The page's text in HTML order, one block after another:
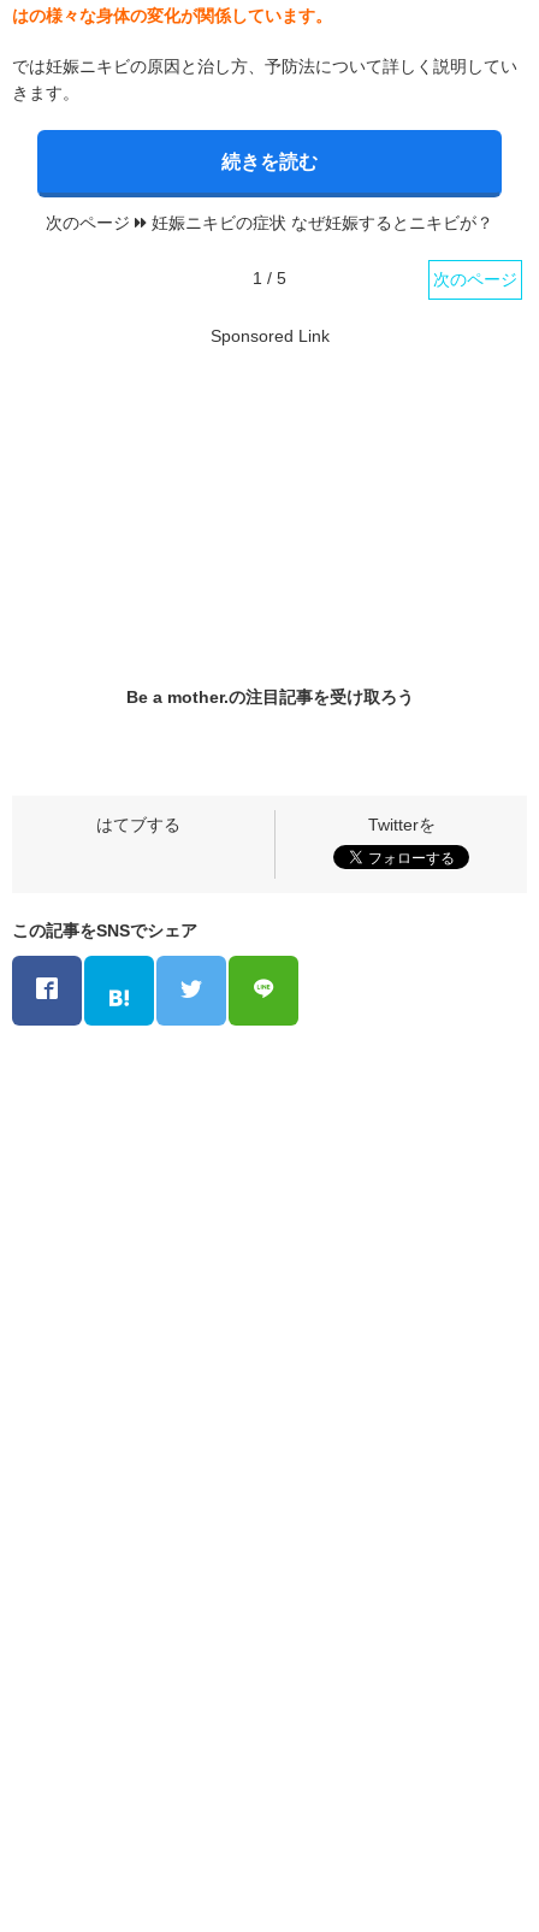
はの様々な身体の変化が関係しています。
では妊娠ニキビの原因と治し方、予防法について詳しく説明してい
きます。
続きを読む
次のページ 妊娠ニキビの症状 なぜ妊娠するとニキビが？
1 / 5 次のページ
Sponsored Link
Be a mother.の注目記事を受け取ろう
この記事をSNSでシェア